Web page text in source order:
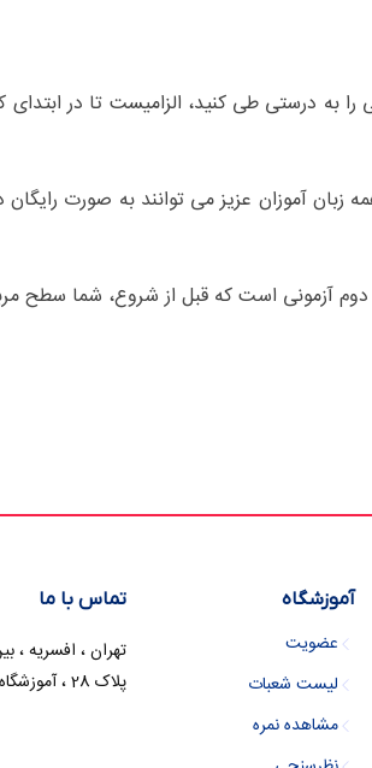
به درستی طی کنید، الزامیست تا در ابتدای
آموزان عزیز می توانند به صورت
مورد دوم آزمونی است که قبل از شروع، شما
آموزشگاه
عضویت
لیست شعبات
مشاهده نمره
تماس با ما
تهران ، افسریه ،
پلاک 28 ، آموزشگاه زبان چکاوک